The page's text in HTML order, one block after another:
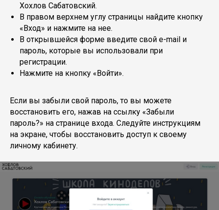
Хохлов Сабатовский.
В правом верхнем углу страницы найдите кнопку
«Вход» и нажмите на нее.
В открывшейся форме введите свой e-mail и
пароль, которые вы использовали при
регистрации.
Нажмите на кнопку «Войти».
Если вы забыли свой пароль, то вы можете
восстановить его, нажав на ссылку «Забыли
пароль?» на странице входа. Следуйте инструкциям
на экране, чтобы восстановить доступ к своему
личному кабинету.